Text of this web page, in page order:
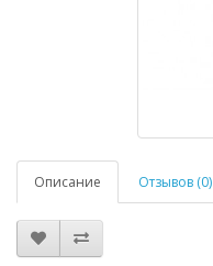
Описание Отзывов (0)